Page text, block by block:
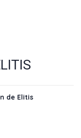
de Elitis